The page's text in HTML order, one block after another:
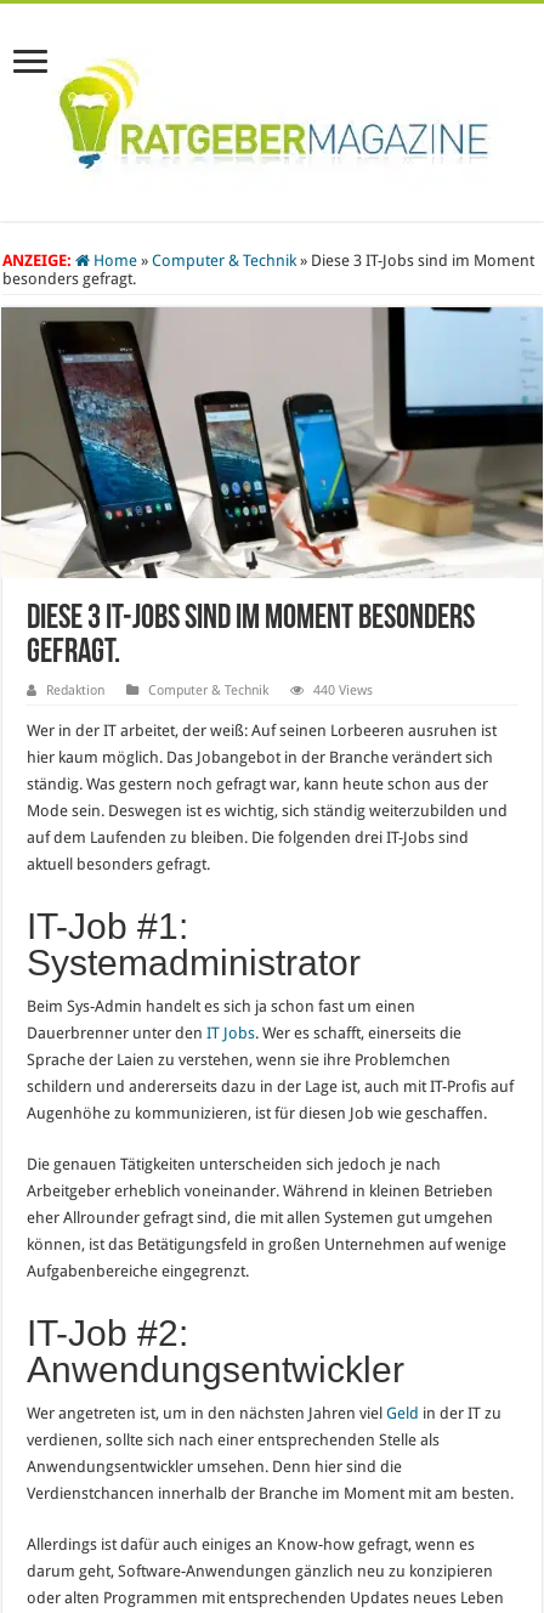
ANZEIGE: Home » Computer & Technik » Diese 3 IT-Jobs sind im Moment
besonders gefragt.
Diese 3 IT-Jobs sind im Moment besonders
gefragt.
Redaktion Computer & Technik 440 Views
Wer in der IT arbeitet, der weiß: Auf seinen Lorbeeren ausruhen ist
hier kaum möglich. Das Jobangebot in der Branche verändert sich
ständig. Was gestern noch gefragt war, kann heute schon aus der
Mode sein. Deswegen ist es wichtig, sich ständig weiterzubilden und
auf dem Laufenden zu bleiben. Die folgenden drei IT-Jobs sind
aktuell besonders gefragt.
IT-Job #1:
Systemadministrator
Beim Sys-Admin handelt es sich ja schon fast um einen
Dauerbrenner unter denIT Jobs. Wer es schafft, einerseits die
Sprache der Laien zu verstehen, wenn sie ihre Problemchen
schildern und andererseits dazu in der Lage ist, auch mit IT-Profis auf
Augenhöhe zu kommunizieren, ist für diesen Job wie geschaffen.
Die genauen Tätigkeiten unterscheiden sich jedoch je nach
Arbeitgeber erheblich voneinander. Während in kleinen Betrieben
eher Allrounder gefragt sind, die mit allen Systemen gut umgehen
können, ist das Betätigungsfeld in großen Unternehmen auf wenige
Aufgabenbereiche eingegrenzt.
IT-Job #2:
Anwendungsentwickler
Wer angetreten ist, um in den nächsten Jahren vielGeld in der IT zu
verdienen, sollte sich nach einer entsprechenden Stelle als
Anwendungsentwickler umsehen. Denn hier sind die
Verdienstchancen innerhalb der Branche im Moment mit am besten.
Allerdings ist dafür auch einiges an Know-how gefragt, wenn es
darum geht, Software-Anwendungen gänzlich neu zu konzipieren
oder alten Programmen mit entsprechenden Updates neues Leben